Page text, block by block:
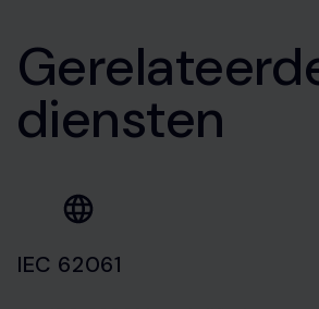
diensten
IEC 62061